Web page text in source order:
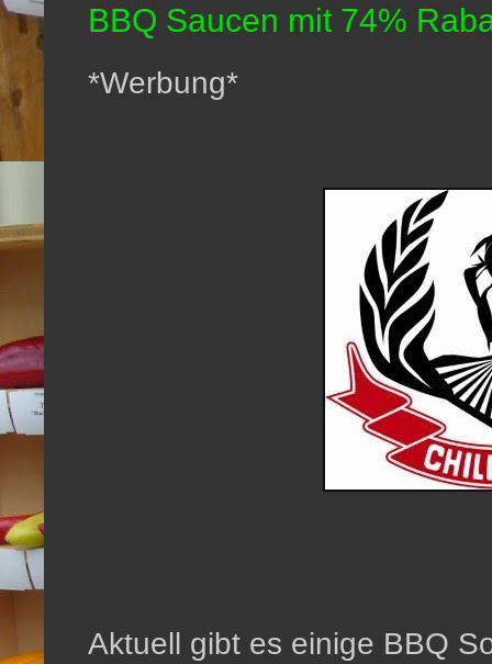
BBQ Saucen mit 74%
*Werbung*
Aktuell gibt es einige BBQ